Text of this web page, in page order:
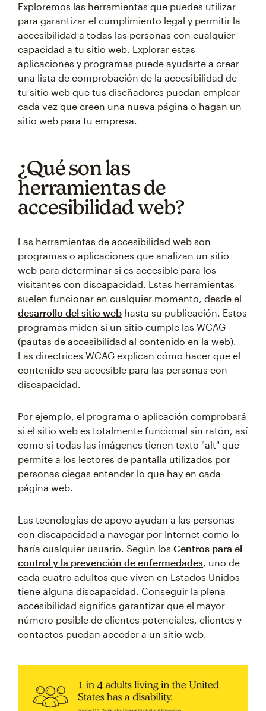
Exploremos las herramientas que puedes utilizar
para garantizar el cumplimiento legal y permitir la
accesibilidad a todas las personas con cualquier
capacidad a tu sitio web. Explorar estas
aplicaciones y programas puede ayudarte a crear
una lista de comprobación de la accesibilidad de
tu sitio web que tus diseñadores puedan emplear
cada vez que creen una nueva página o hagan un
sitio web para tu empresa.
¿Qué son las
herramientas de
accesibilidad web?
Las herramientas de accesibilidad web son
programas o aplicaciones que analizan un sitio
web para determinar si es accesible para los
visitantes con discapacidad. Estas herramientas
suelen funcionar en cualquier momento, desde el
desarrollo del sitio web hasta su publicación. Estos
programas miden si un sitio cumple las WCAG
(pautas de accesibilidad al contenido en la web).
Las directrices WCAG explican cómo hacer que el
contenido sea accesible para las personas con
discapacidad.
Por ejemplo, el programa o aplicación comprobará
si el sitio web es totalmente funcional sin ratón, así
como si todas las imágenes tienen texto "alt" que
permite a los lectores de pantalla utilizados por
personas ciegas entender lo que hay en cada
página web.
Las tecnologías de apoyo ayudan a las personas
con discapacidad a navegar por Internet como lo
haría cualquier usuario. Según los Centros para el
control y la prevención de enfermedades, uno de
cada cuatro adultos que viven en Estados Unidos
tiene alguna discapacidad. Conseguir la plena
accesibilidad significa garantizar que el mayor
número posible de clientes potenciales, clientes y
contactos puedan acceder a un sitio web.